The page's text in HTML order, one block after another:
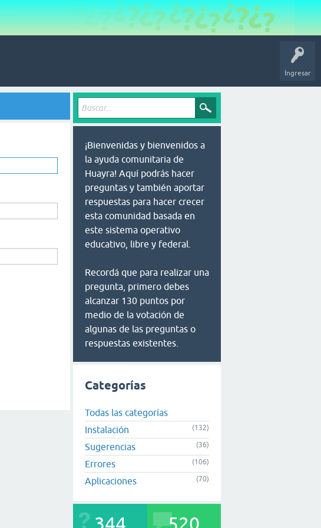
Ingresar
¡Bienvenidas y bienvenidos a
la ayuda comunitaria de
Huayra! Aquí podrás hacer
preguntas y también aportar
respuestas para hacer crecer
esta comunidad basada en
este sistema operativo
educativo, libre y federal.
Recordá que para realizar una
pregunta, primero debes
alcanzar 130 puntos por
medio de la votación de
algunas de las preguntas o
respuestas existentes.
Categorías
Todas las categorías
Instalación
(132)
Sugerencias (36)
Errores (106)
Aplicaciones (70)
344 520